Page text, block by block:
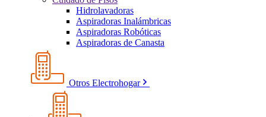
Hidrolavadoras
Aspiradoras Inalámbricas
Aspiradoras Robóticas
Aspiradoras de Canasta
Otros Electrohogar